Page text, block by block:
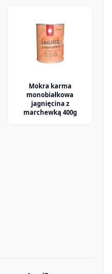
Mokra karma
monobiałkowa
jagnięcina z
marchewką 400g